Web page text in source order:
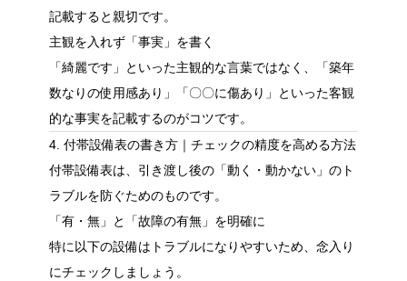
記載すると親切です。
主観を入れず「事実」を書く
「綺麗です」といった主観的な言葉ではなく、「築年
数なりの使用感あり」「〇〇に傷あり」といった客観
的な事実を記載するのがコツです。
4. 付帯設備表の書き方｜チェックの精度を高める方法
付帯設備表は、引き渡し後の「動く・動かない」のト
ラブルを防ぐためのものです。
「有・無」と「故障の有無」を明確に
特に以下の設備はトラブルになりやすいため、念入り
にチェックしましょう。